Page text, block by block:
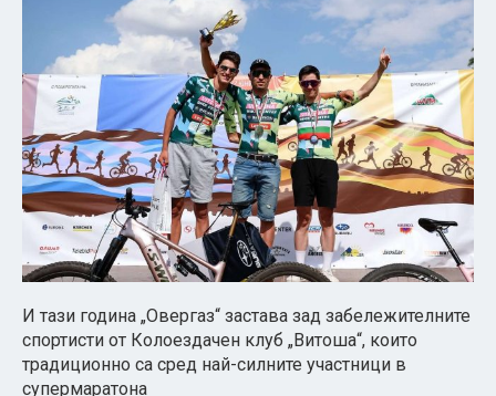
И тази година „Овергаз“ застава зад забележителните
спортисти от Колоездачен клуб „Витоша“, които
традиционно са сред най-силните участници в
супермаратона